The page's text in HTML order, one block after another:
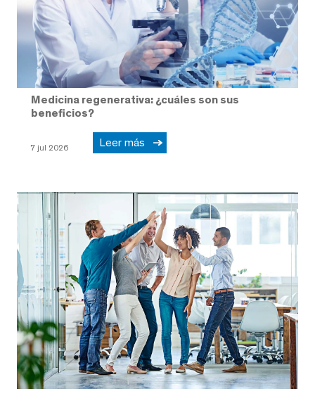
Medicina regenerativa: ¿cuáles son sus
beneficios?
7 jul 2026 Leer más